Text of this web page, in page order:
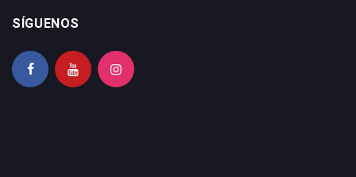
SÍGUENOS